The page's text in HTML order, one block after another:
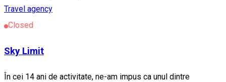
Travel agency
Closed
Sky Limit
În cei 14 ani de activitate, ne-am impus ca unul dintre